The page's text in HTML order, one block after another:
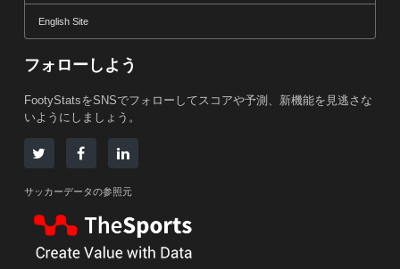
English Site
フォローしよう
FootyStatsをSNSでフォローしてスコアや予測、新機能を見逃さな
いようにしましょう。
サッカーデータの参照元